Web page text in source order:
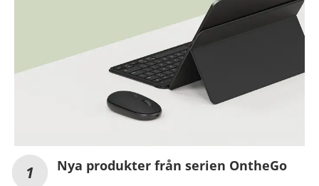
Nya produkter från serien OntheGo